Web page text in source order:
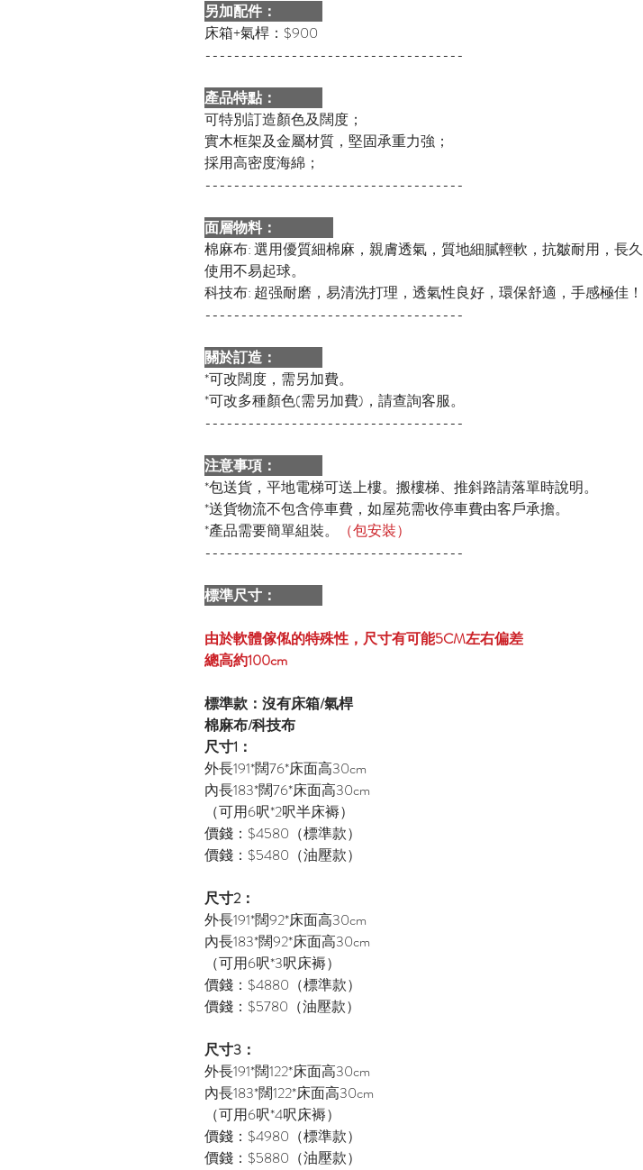
另加配件：
床箱+氣桿：$900
------------------------------------
產品特點：
可特別訂造顏色及闊度；
實木框架及金屬材質，堅固承重力強；
採用高密度海綿；
------------------------------------
面層物料：
棉麻布: 選用優質細棉麻，親膚透氣，質地細膩輕軟，抗皺耐用，長久
使用不易起球。
科技布: 超强耐磨，易清洗打理，透氣性良好，環保舒適，手感極佳！
------------------------------------
關於訂造：
*可改闊度，需另加費。
*可改多種顏色(需另加費)，請查詢客服。
------------------------------------
注意事項：
*包送貨，平地電梯可送上樓。搬樓梯、推斜路請落單時說明。
*送貨物流不包含停車費，如屋苑需收停車費由客戶承擔。
*產品需要簡單組裝。
（包安裝）
------------------------------------
標準尺寸 ：
由於軟體傢俬的特殊性，尺寸有可能5CM左右偏差
總高約100cm
標準款：沒有床箱/氣桿
棉麻布/科技布
尺寸1：
外長191*闊76*床面高30cm
內長183*闊76*床面高30cm
（可用6呎*2呎半床褥）
價錢：$4580（標準款）
價錢：$5480（油壓款）
尺寸2：
外長191*闊92*床面高30cm
內長183*闊92*床面高30cm
（可用6呎*3呎床褥）
價錢：$4880（標準款）
價錢：$5780（油壓款）
尺寸3：
外長191*闊122*床面高30cm
內長183*闊122*床面高30cm
（可用6呎*4呎床褥）
價錢：$4980（標準款）
價錢：$5880（油壓款）